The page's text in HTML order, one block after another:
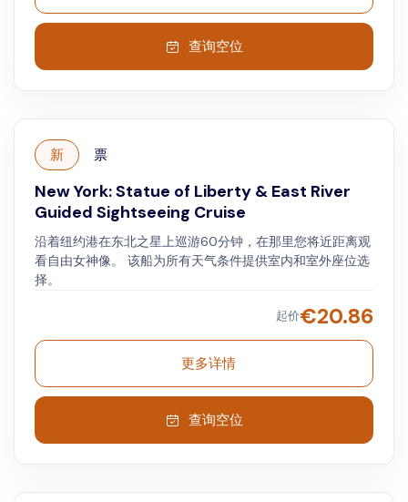
查询空位
新 票
New York: Statue of Liberty & East River
Guided Sightseeing Cruise
沿着纽约港在东北之星上巡游60分钟，在那里您将近距离观
看自由女神像。 该船为所有天气条件提供室内和室外座位选
择。
起价€20.86
更多详情
查询空位